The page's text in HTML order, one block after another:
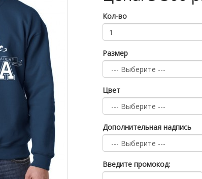
Кол-во
Размер
Цвет
Дополнительная надпись
Введите промокод: